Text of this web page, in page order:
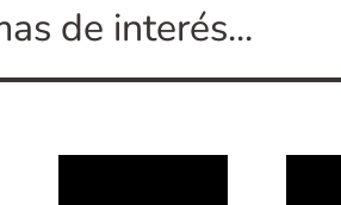
de interés...